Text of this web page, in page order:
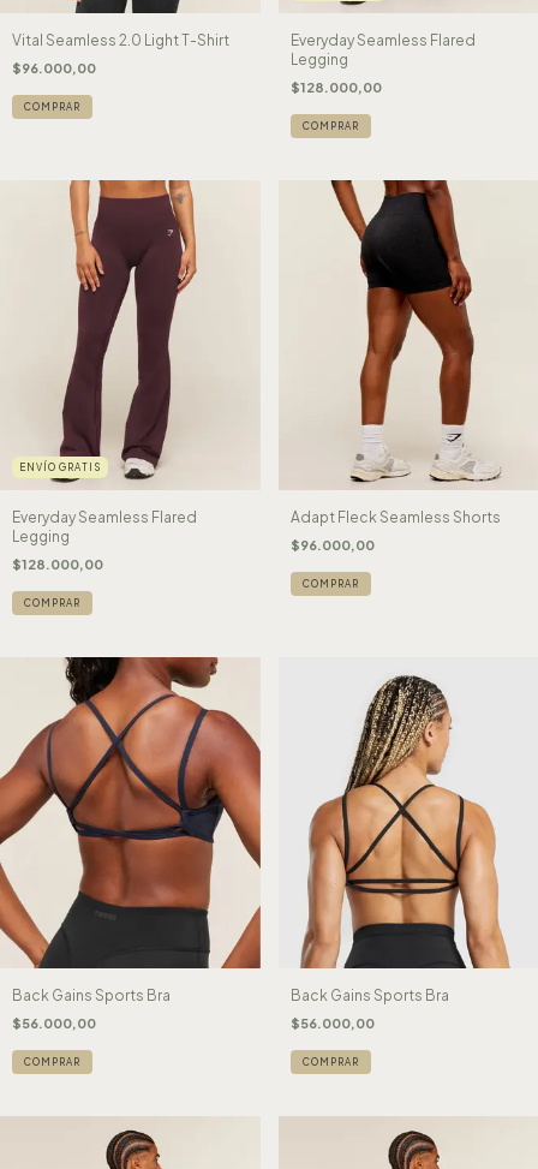
Vital Seamless 2.0 Light T-Shirt
$96.000,00
COMPRAR
Everyday Seamless Flared
Legging
$128.000,00
COMPRAR
ENVÍO GRATIS
Everyday Seamless Flared
Legging
$128.000,00
COMPRAR
Adapt Fleck Seamless Shorts
$96.000,00
COMPRAR
Back Gains Sports Bra
$56.000,00
COMPRAR
Back Gains Sports Bra
$56.000,00
COMPRAR